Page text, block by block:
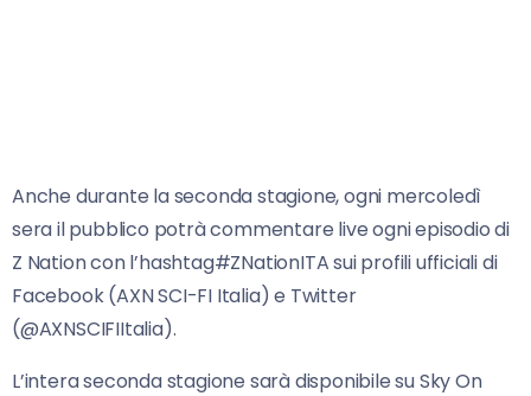
Anche durante la seconda stagione, ogni mercoledì
sera il pubblico potrà commentare live ogni episodio di
Z Nation con l’hashtag#ZNationITA sui profili ufficiali di
Facebook (AXN SCI-FI Italia) e Twitter
(@AXNSCIFIItalia).
L’intera seconda stagione sarà disponibile su Sky On